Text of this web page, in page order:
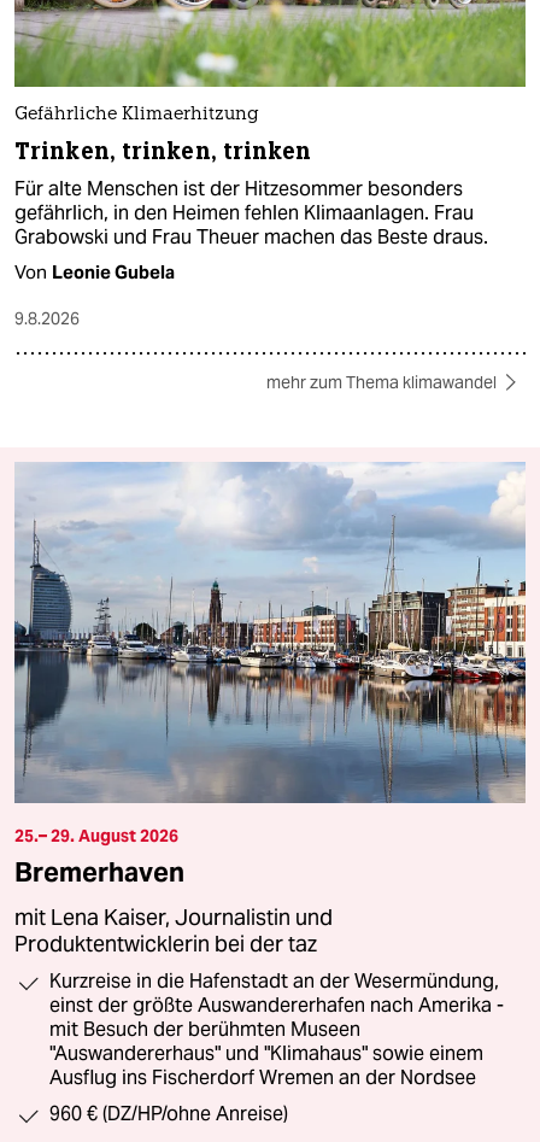
Gefährliche Klimaerhitzung
Trinken, trinken, trinken
Für alte Menschen ist der Hitzesommer besonders
gefährlich, in den Heimen fehlen Klimaanlagen. Frau
Grabowski und Frau Theuer machen das Beste draus.
Von Leonie Gubela
9.8.2026
mehr zum Thema klimawandel
25.– 29. August 2026
Bremerhaven
mit Lena Kaiser, Journalistin und
Produktentwicklerin bei der taz
Kurzreise in die Hafenstadt an der Wesermündung,
einst der größte Auswandererhafen nach Amerika -
mit Besuch der berühmten Museen
"Auswandererhaus" und "Klimahaus" sowie einem
Ausflug ins Fischerdorf Wremen an der Nordsee
960 € (DZ/HP/ohne Anreise)